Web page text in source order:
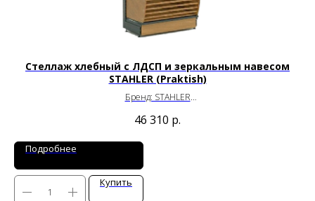
Стеллаж хлебный с ЛДСП и зеркальным навесом
STAHLER (Praktish)
Бренд: STAHLER
Глубина: 470 мм
46 310 р.
Подробнее
Купить